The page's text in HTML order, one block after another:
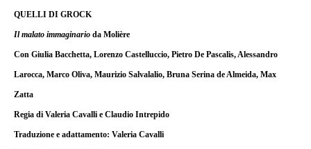
QUELLI DI GROCK
Il malato immaginario da Molière
Con Giulia Bacchetta, Lorenzo Castelluccio, Pietro De Pascalis, Alessandro
Larocca, Marco Oliva, Maurizio Salvalalio, Bruna Serina de Almeida, Max
Zatta
Regia di Valeria Cavalli e Claudio Intrepido
Traduzione e adattamento: Valeria Cavalli